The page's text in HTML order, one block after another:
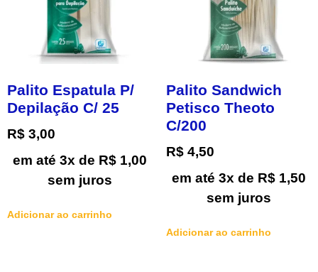
Palito Espatula P/
Depilação C/ 25
R$ 3,00
em até 3x de R$1,00
sem juros
Adicionar ao carrinho
Palito Sandwich
Petisco Theoto
C/200
R$ 4,50
em até 3x de R$1,50
sem juros
Adicionar ao carrinho